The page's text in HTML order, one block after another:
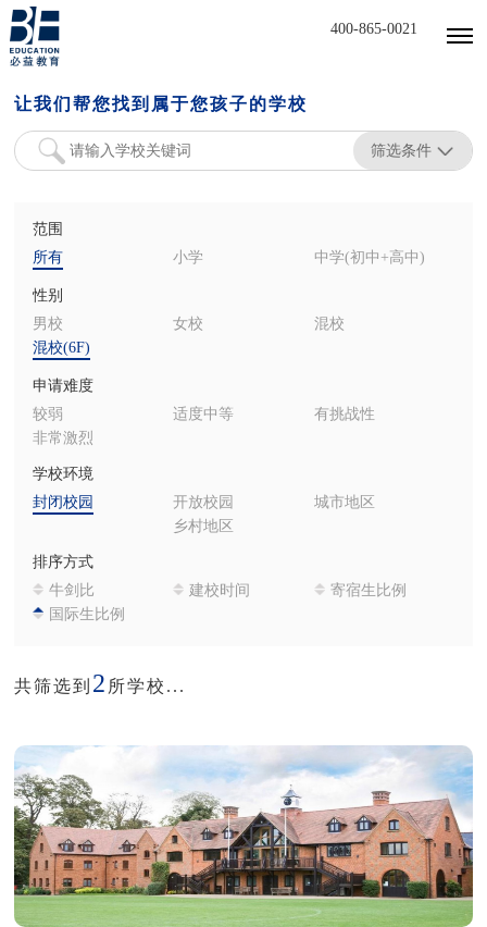
400-865-0021
让我们帮您找到属于您孩子的学校
筛选条件
范围
所有
小学 中学(初中+高中)
性别
男校
女校
混校
混校(6F)
申请难度
较弱
适度中等
有挑战性
非常激烈
学校环境
封闭校园
开放校园
城市地区
乡村地区
排序方式
牛剑比
建校时间
寄宿生比例
国际生比例
共筛选到 2 所学校...